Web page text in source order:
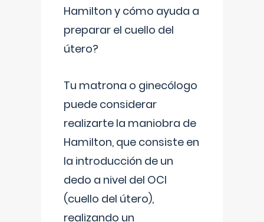
Hamilton y cómo ayuda a
preparar el cuello del
útero?
Tu matrona o ginecólogo
puede considerar
realizarte la maniobra de
Hamilton, que consiste en
la introducción de un
dedo a nivel del OCI
(cuello del útero),
realizando un